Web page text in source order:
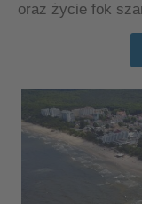
oraz życie fok